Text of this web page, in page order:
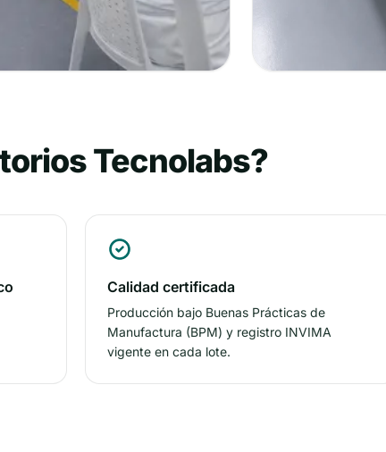
Tecnolabs?
Calidad certificada
Producción bajo Buenas Prácticas de
Manufactura (BPM) y registro INVIMA
vigente en cada lote.